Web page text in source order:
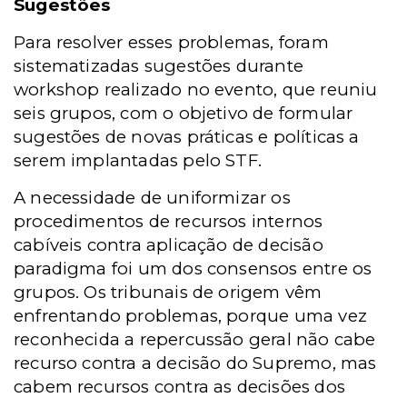
Sugestões
Para resolver esses problemas, foram
sistematizadas sugestões durante
workshop realizado no evento, que reuniu
seis grupos, com o objetivo de formular
sugestões de novas práticas e políticas a
serem implantadas pelo STF.
A necessidade de uniformizar os
procedimentos de recursos internos
cabíveis contra aplicação de decisão
paradigma foi um dos consensos entre os
grupos. Os tribunais de origem vêm
enfrentando problemas, porque uma vez
reconhecida a repercussão geral não cabe
recurso contra a decisão do Supremo, mas
cabem recursos contra as decisões dos